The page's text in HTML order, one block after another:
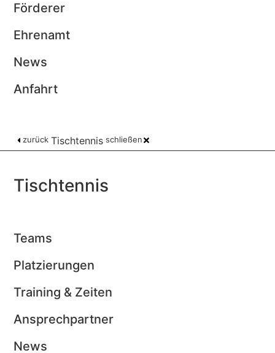
Förderer
Ehrenamt
News
Anfahrt
zurück Tischtennis schließen
Tischtennis
Teams
Platzierungen
Training & Zeiten
Ansprechpartner
News